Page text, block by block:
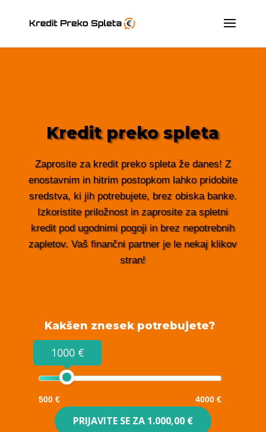
Kredit preko spleta
Zaprosite za kredit preko spleta že danes! Z
enostavnim in hitrim postopkom lahko pridobite
sredstva, ki jih potrebujete, brez obiska banke.
Izkoristite priložnost in zaprosite za spletni
kredit pod ugodnimi pogoji in brez nepotrebnih
zapletov. Vaš finančni partner je le nekaj klikov
stran!
Kakšen znesek potrebujete?
1000 €
500 € 4000 €
PRIJAVITE SE ZA 1.000,00 €